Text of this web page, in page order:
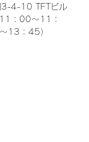
3-4-10 TFTビル
：00～11：
13：45）